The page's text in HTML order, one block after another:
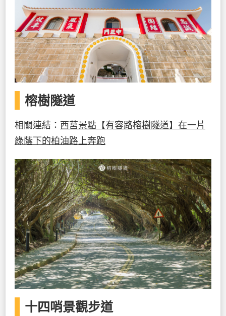
榕樹隧道
相關連結： 西莒景點【有容路榕樹隧道】在一片
綠蔭下的柏油路上奔跑
十四哨景觀步道